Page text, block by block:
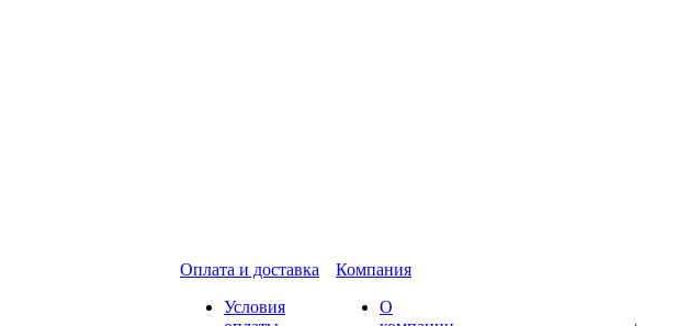
Оплата и доставка
Условия
Компания
О